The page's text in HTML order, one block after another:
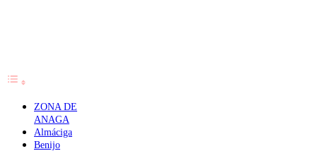
ZONA DE
ANAGA
Almáciga
Benijo